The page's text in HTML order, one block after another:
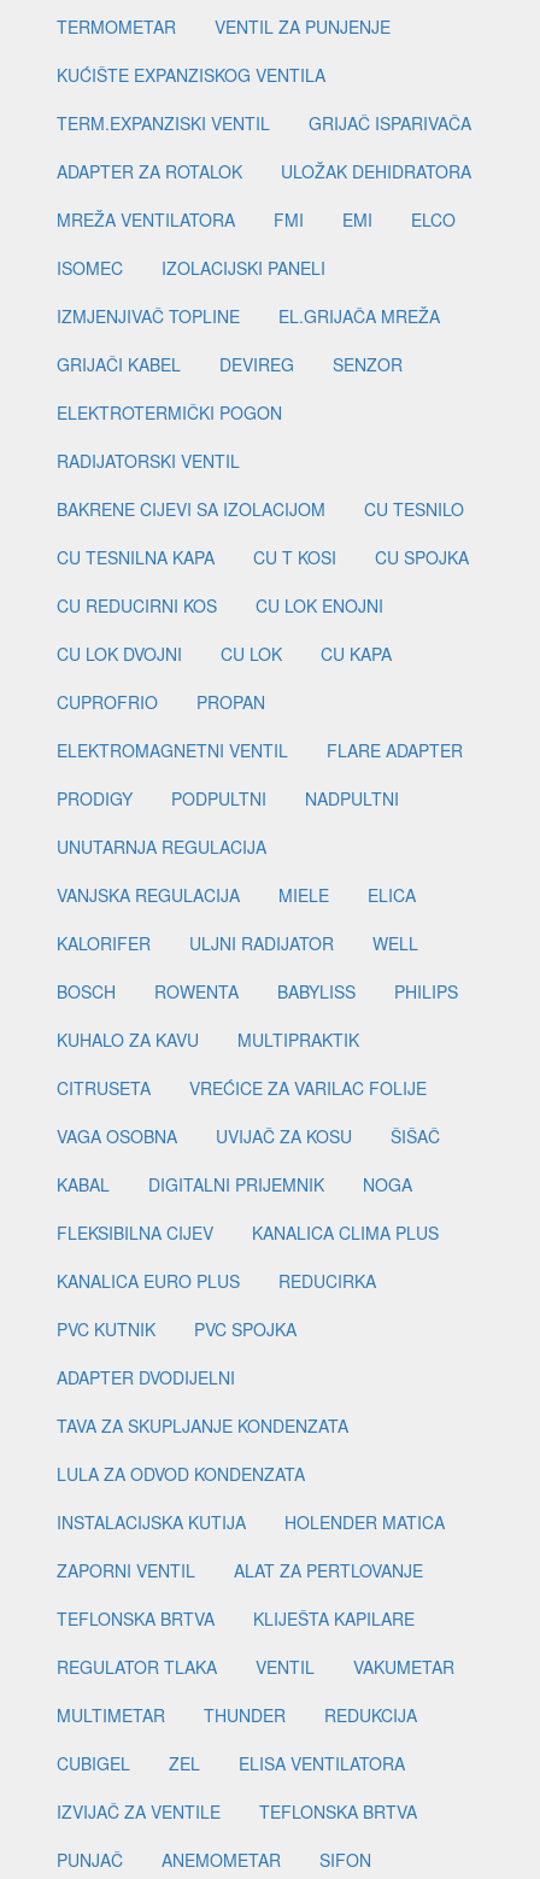
TERMOMETAR
VENTIL ZA PUNJENJE
KUĆIŠTE EXPANZISKOG VENTILA
TERM.EXPANZISKI VENTIL
GRIJAČ ISPARIVAČA
ADAPTER ZA ROTALOK
ULOŽAK DEHIDRATORA
MREŽA VENTILATORA
FMI EMI
ELCO
ISOMEC
IZOLACIJSKI PANELI
IZMJENJIVAČ TOPLINE
EL.GRIJAČA MREŽA
GRIJAČI KABEL
DEVIREG
SENZOR
ELEKTROTERMIČKI POGON
RADIJATORSKI VENTIL
BAKRENE CIJEVI SA IZOLACIJOM
CU TESNILO
CU TESNILNA KAPA
CU T KOSI
CU SPOJKA
CU REDUCIRNI KOS
CU LOK ENOJNI
CU LOK DVOJNI
CU LOK
CU KAPA
CUPROFRIO
PROPAN
ELEKTROMAGNETNI VENTIL
FLARE ADAPTER
PRODIGY
PODPULTNI
NADPULTNI
UNUTARNJA REGULACIJA
VANJSKA REGULACIJA
MIELE
ELICA
KALORIFER
ULJNI RADIJATOR
WELL
BOSCH
ROWENTA BABYLISS
PHILIPS
KUHALO ZA KAVU
MULTIPRAKTIK
CITRUSETA
VREĆICE ZA VARILAC FOLIJE
VAGA OSOBNA
UVIJAČ ZA KOSU
ŠIŠAČ
KABAL
DIGITALNI PRIJEMNIK
NOGA
FLEKSIBILNA CIJEV
KANALICA CLIMA PLUS
KANALICA EURO PLUS
REDUCIRKA
PVC KUTNIK
PVC SPOJKA
ADAPTER DVODIJELNI
TAVA ZA SKUPLJANJE KONDENZATA
LULA ZA ODVOD KONDENZATA
INSTALACIJSKA KUTIJA
HOLENDER MATICA
ZAPORNI VENTIL
ALAT ZA PERTLOVANJE
TEFLONSKA BRTVA
KLIJEŠTA KAPILARE
REGULATOR TLAKA
VENTIL
VAKUMETAR
MULTIMETAR
THUNDER
REDUKCIJA
CUBIGEL
ZEL
ELISA VENTILATORA
IZVIJAČ ZA VENTILE
TEFLONSKA BRTVA
PUNJAČ
ANEMOMETAR
SIFON